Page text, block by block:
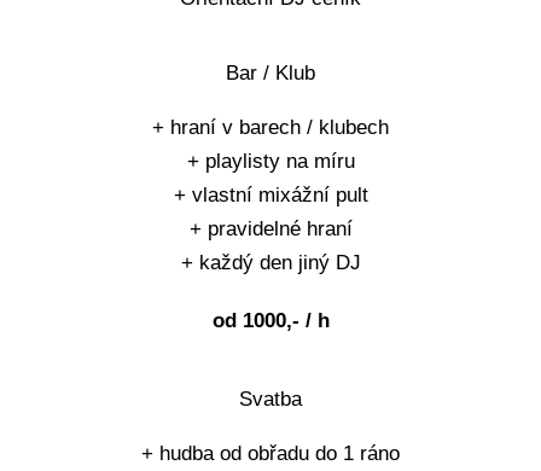
Bar / Klub
+ hraní v barech / klubech
+ playlisty na míru
+ vlastnímixážní pult
+ pravidelné hraní
+ každý den jiný DJ
od 1000,- / h
Svatba
+ hudba od obřadu do 1 ráno